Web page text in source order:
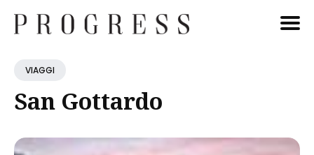
Cerca
VIAGGI
San Gottardo